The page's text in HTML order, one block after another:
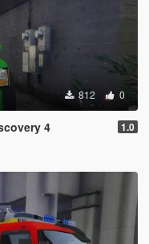
812 0
4 1.0